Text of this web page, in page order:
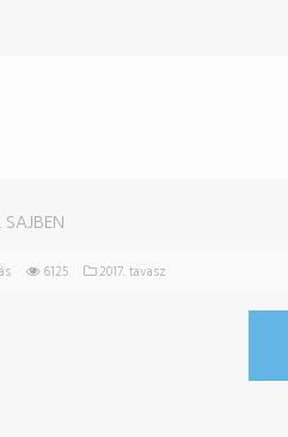
6125 2017. tavasz